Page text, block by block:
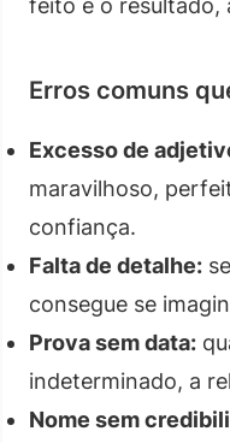
feito e o resultado,
Erros comuns
Excesso de
maravilhoso,
confiança.
Falta de detalhe:
consegue se
Prova sem data:
indeterminado, a
Nome sem